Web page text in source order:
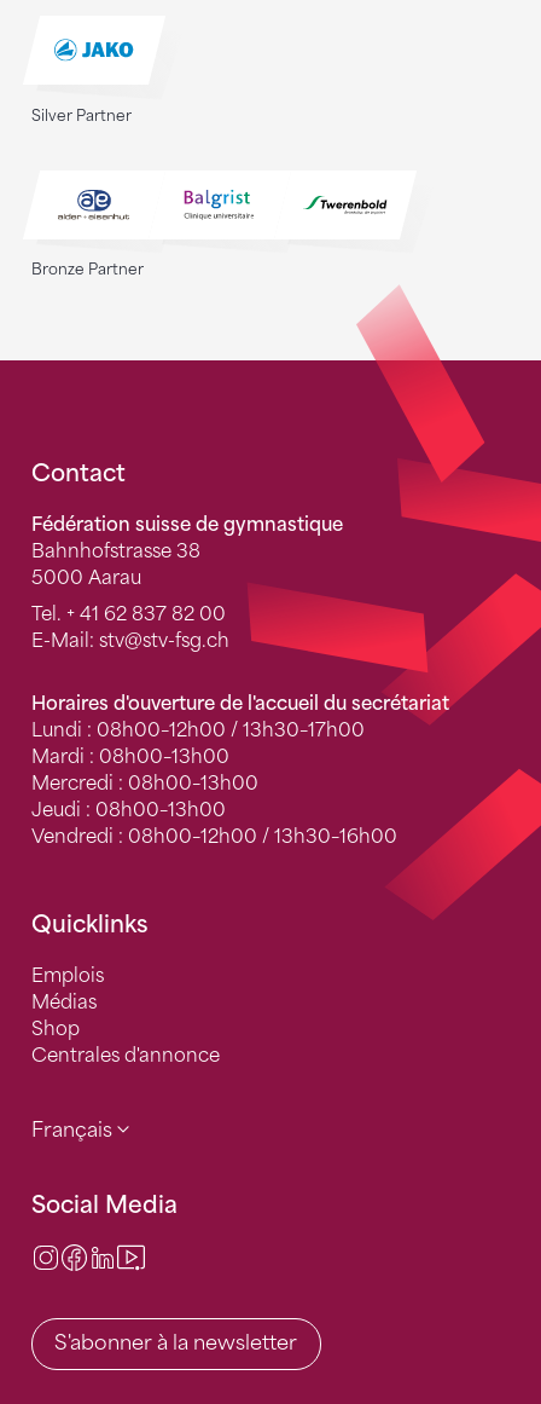
Silver Partner
Bronze Partner
Fusszeile
Contact
Fédération suisse de gymnastique
Bahnhofstrasse 38
5000 Aarau
Tel. + 41 62 837 82 00
E-Mail: stv@stv-fsg.ch
Horaires d'ouverture de l'accueil du secrétariat
Lundi : 08h00–12h00 / 13h30–17h00
Mardi : 08h00–13h00
Mercredi : 08h00–13h00
Jeudi : 08h00–13h00
Vendredi : 08h00–12h00 / 13h30–16h00
Quicklinks
Emplois
Médias
Shop
Centrales d'annonce
Français
Social Media
Instagram
Facebook
LinkedIn
S'abonner à la newsletter